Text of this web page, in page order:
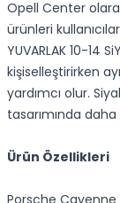
Opell Center
ürünleri
YUVARLAK 10-14
kişiselleştirirken
yardımcı olur.
tasarımında
Ürün Özellikleri
Porsche